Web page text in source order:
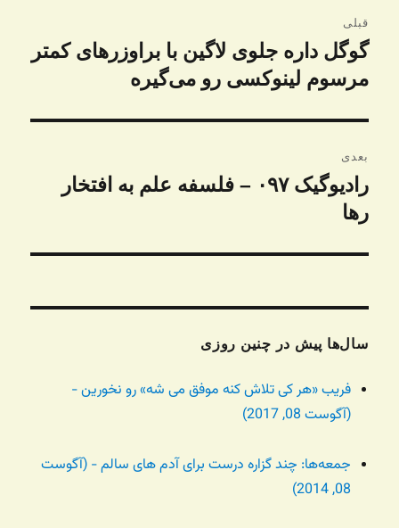
نوشته
قبلی
نوشته
قبلی:
گوگل داره جلوی لاگین با براوزرهای کمتر
مرسوم لینوکسی رو می‌گیره
بعدی
نوشته
بعدی:
رادیوگیک ۰۹۷ – فلسفه علم به افتخار
رها
سال‌ها پیش در چنین روزی
فریب «هر کی تلاش کنه موفق می شه» رو نخورین -
(آگوست 08, 2017)
جمعه‌ها: چند گزاره درست برای آدم های سالم - (آگوست
08, 2014)